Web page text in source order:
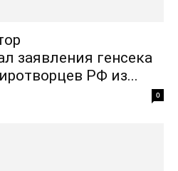
заявления генсека
РФ из...
0